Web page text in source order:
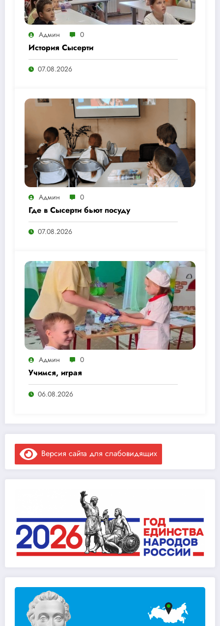
Админ 0
История Сысерти
07.08.2026
Админ 0
Где в Сысерти бьют посуду
07.08.2026
Админ 0
Учимся, играя
06.08.2026
Версия сайта для слабовидящих